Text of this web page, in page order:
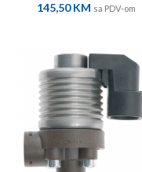
145,50KM sa PDV-om